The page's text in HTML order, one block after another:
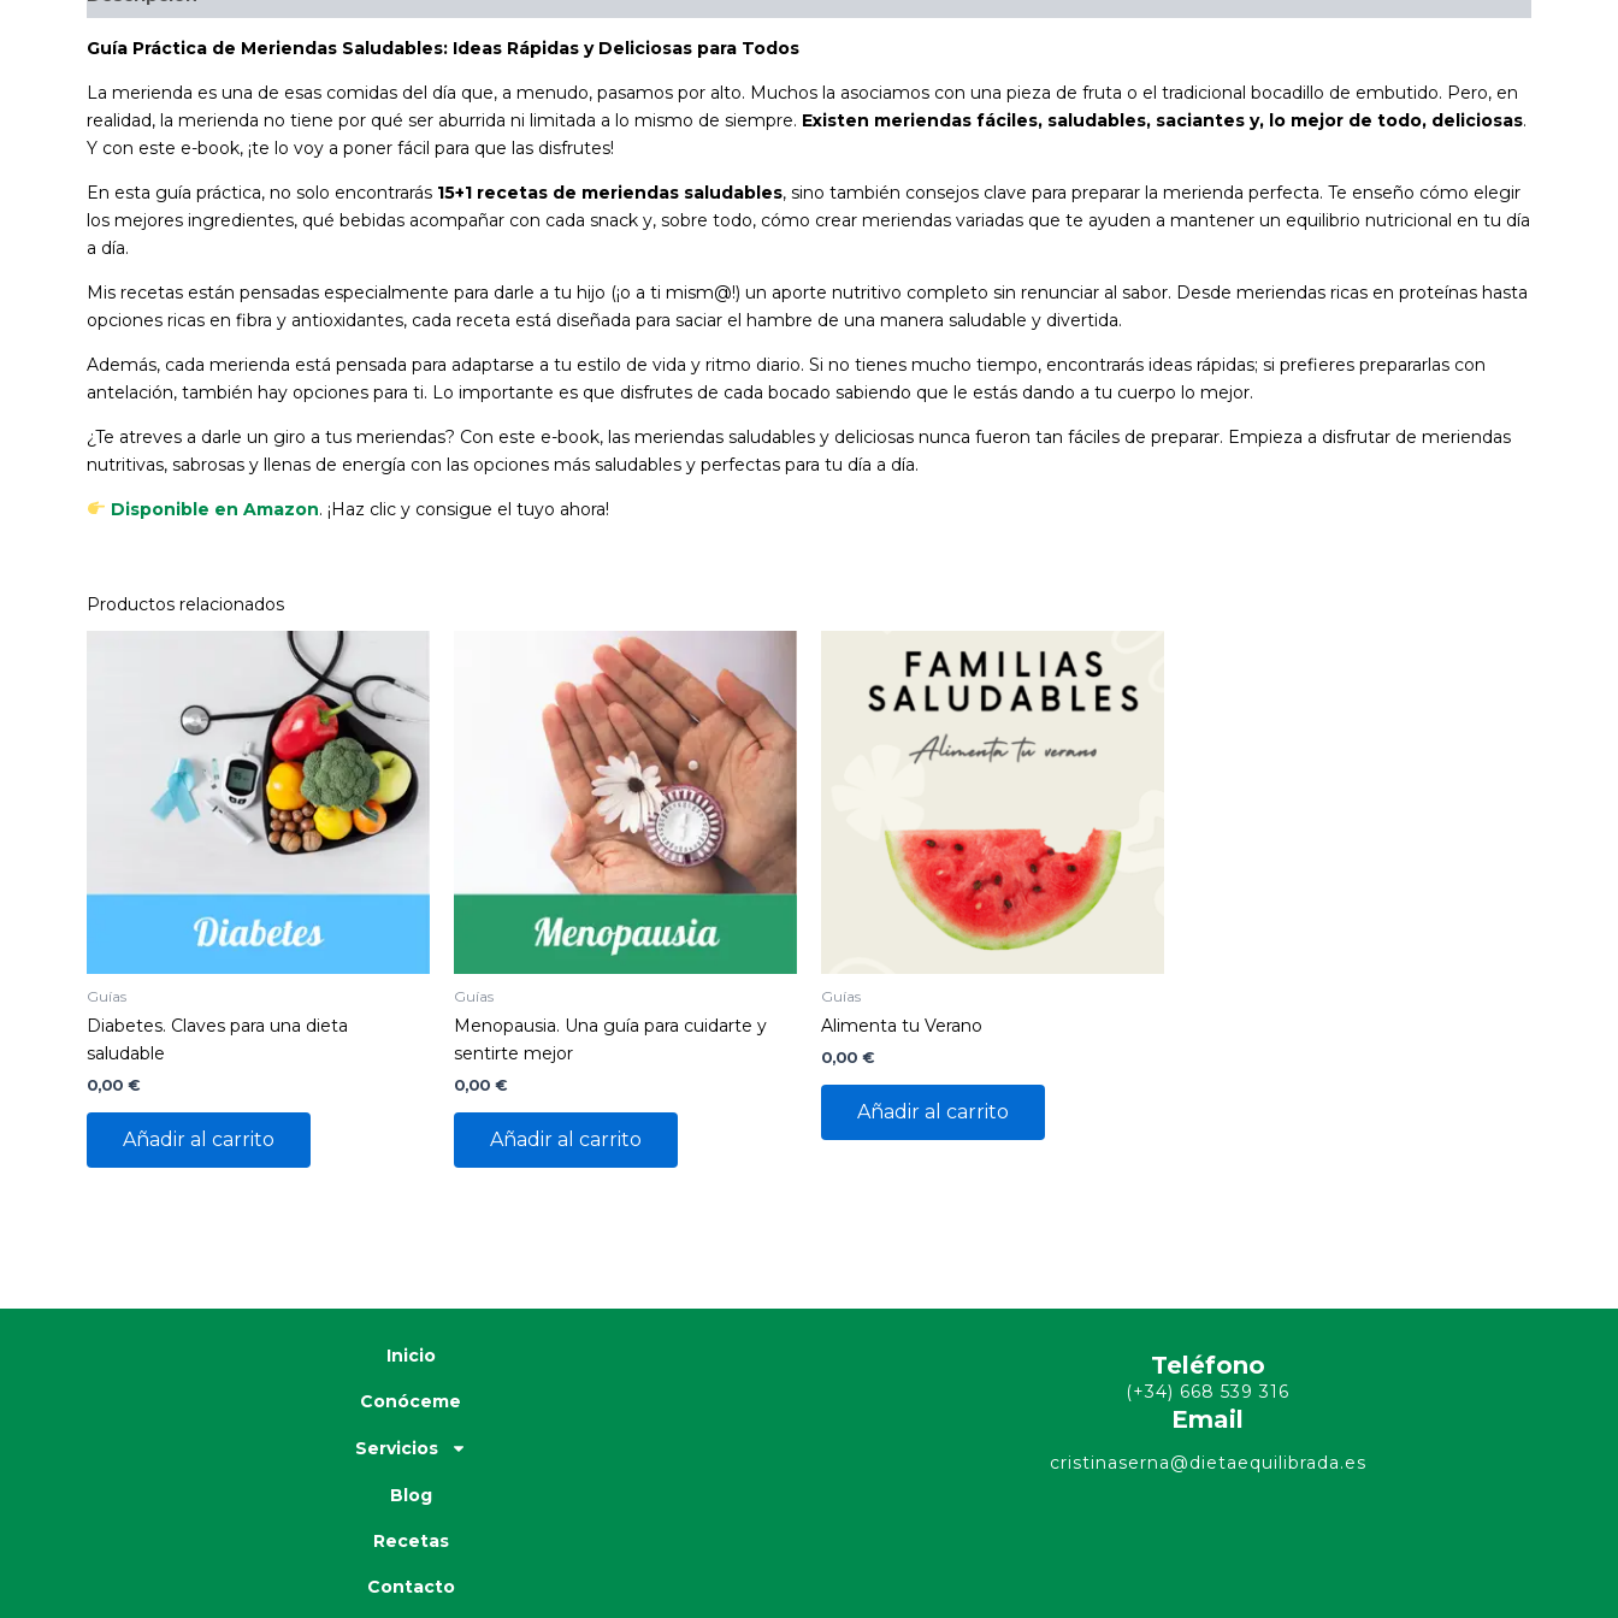
Guía Práctica de Meriendas Saludables: Ideas Rápidas y Deliciosas para Todos
La merienda es una de esas comidas del día que, a menudo, pasamos por alto. Muchos la asociamos con una pieza de fruta o el tradicional bocadillo de embutido. Pero, en
realidad, la merienda no tiene por qué ser aburrida ni limitada a lo mismo de siempre. Existen meriendas fáciles, saludables, saciantes y, lo mejor de todo, deliciosas.
Y con este e-book, ¡te lo voy a poner fácil para que las disfrutes!
En esta guía práctica, no solo encontrarás 15+1 recetas de meriendas saludables, sino también consejos clave para preparar la merienda perfecta. Te enseño cómo elegir
los mejores ingredientes, qué bebidas acompañar con cada snack y, sobre todo, cómo crear meriendas variadas que te ayuden a mantener un equilibrio nutricional en tu día
a día.
Mis recetas están pensadas especialmente para darle a tu hijo (¡o a ti mism@!) un aporte nutritivo completo sin renunciar al sabor. Desde meriendas ricas en proteínas hasta
opciones ricas en fibra y antioxidantes, cada receta está diseñada para saciar el hambre de una manera saludable y divertida.
Además, cada merienda está pensada para adaptarse a tu estilo de vida y ritmo diario. Si no tienes mucho tiempo, encontrarás ideas rápidas; si prefieres prepararlas con
antelación, también hay opciones para ti. Lo importante es que disfrutes de cada bocado sabiendo que le estás dando a tu cuerpo lo mejor.
¿Te atreves a darle un giro a tus meriendas? Con este e-book, las meriendas saludables y deliciosas nunca fueron tan fáciles de preparar. Empieza a disfrutar de meriendas
nutritivas, sabrosas y llenas de energía con las opciones más saludables y perfectas para tu día a día.
Disponible en Amazon. ¡Haz clic y consigue el tuyo ahora!
Productos relacionados
Guías
Diabetes. Claves para una dieta
saludable
0,00 €
Añadir al carrito
Guías
Menopausia. Una guía para cuidarte y
sentirte mejor
0,00 €
Añadir al carrito
Guías
Alimenta tu Verano
0,00 €
Añadir al carrito
Inicio
Conóceme
Servicios
Blog
Recetas
Contacto
Teléfono
(+34) 668 539 316
Email
cristinaserna@dietaequilibrada.es